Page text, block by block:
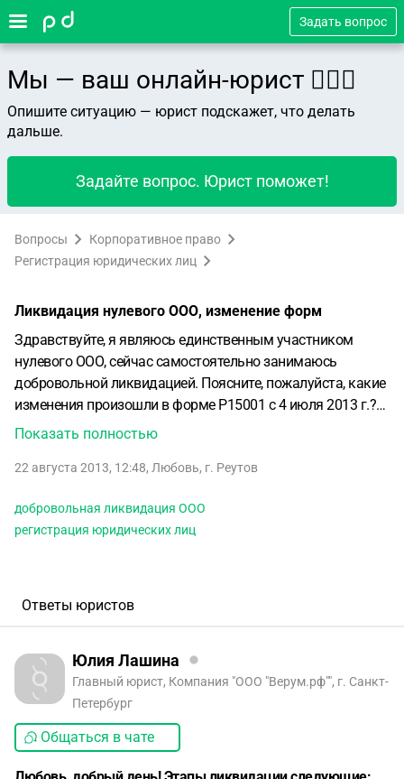
Задать вопрос
Мы — ваш онлайн-юрист 👨🏻‍⚖️
Опишите ситуацию — юрист подскажет, что делать
дальше.
Задайте вопрос. Юрист поможет!
Вопросы
Корпоративное право
Регистрация юридических лиц
Ликвидация нулевого ООО, изменение форм
Здравствуйте, я являюсь единственным участником
нулевого ООО, сейчас самостоятельно занимаюсь
добровольной ликвидацией. Поясните, пожалуйста, какие
изменения произошли в форме Р15001 с 4 июля 2013 г.?
если я правильно поняла из инфы с интернета,и с этого
форму Р15002, но где ее берут? я нигде не могу найти. На
«Уведомление о ликвидации юридического лица» и
Р16001 «Заявление о государственной регистрации
которые требуется оформить при ликвидации ООО.
Показать полностью
22 августа 2013, 12:48, Любовь, г. Реутов
добровольная ликвидация ООО
регистрация юридических лиц
Ответы юристов
Юлия Лашина
Главный юрист, Компания "ООО "Верум.рф"", г. Санкт-
Петербург
Общаться в чате